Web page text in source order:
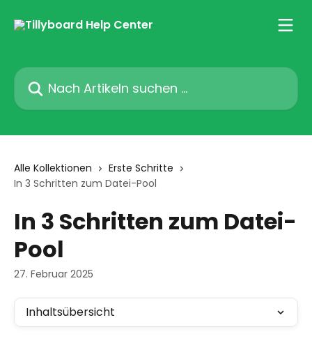
Nach Artikeln suchen …
Alle Kollektionen
Erste Schritte
In 3 Schritten zum Datei-Pool
In 3 Schritten zum Datei-
Pool
27. Februar 2025
Inhaltsübersicht